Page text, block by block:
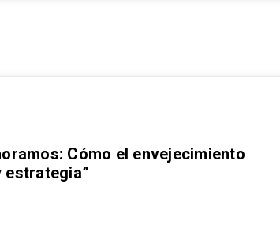
Cómo el envejecimiento
estrategia”